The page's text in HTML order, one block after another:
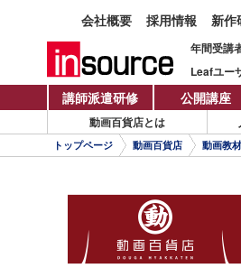
会社概要 採用情報 新作
年間受講
Leafユー
講師派遣研修
公開講座
動画百貨店とは
トップページ 動画百貨店 動画教